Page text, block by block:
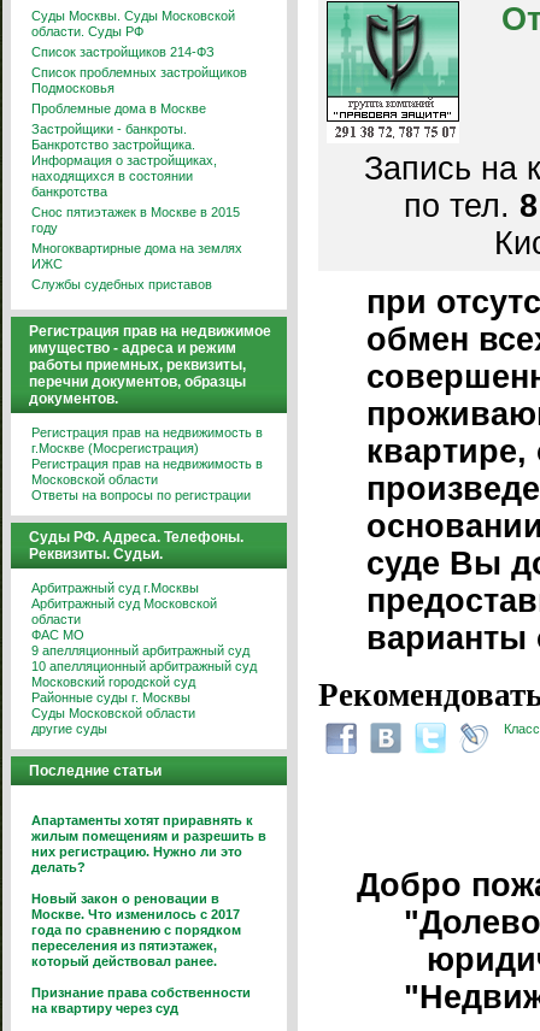
Суды Москвы. Суды Московской
области. Суды РФ
Список застройщиков 214-ФЗ
Список проблемных застройщиков
Подмосковья
Проблемные дома в Москве
Застройщики - банкроты.
Банкротство застройщика.
Информация о застройщиках,
находящихся в состоянии
банкротства
Снос пятиэтажек в Москве в 2015
году
Многоквартирные дома на землях
ИЖС
Службы судебных приставов
Регистрация прав на недвижимое
имущество - адреса и режим
работы приемных, реквизиты,
перечни документов, образцы
документов.
Регистрация прав на недвижимость в
г.Москве (Мосрегистрация)
Регистрация прав на недвижимость в
Московской области
Ответы на вопросы по регистрации
Суды РФ. Адреса. Телефоны.
Реквизиты. Судьи.
Арбитражный суд г.Москвы
Арбитражный суд Московской
области
ФАС МО
9 апелляционный арбитражный суд
10 апелляционный арбитражный суд
Московский городской суд
Районные суды г. Москвы
Суды Московской области
другие суды
Последние статьи
Апартаменты хотят приравнять к
жилым помещениям и разрешить в
них регистрацию. Нужно ли это
делать?
Новый закон о реновации в
Москве. Что изменилось с 2017
года по сравнению с порядком
переселения из пятиэтажек,
который действовал ранее.
Признание права собственности
на квартиру через суд
Запись на
по тел.
при
обмен
суде Вы
варианты
Добро